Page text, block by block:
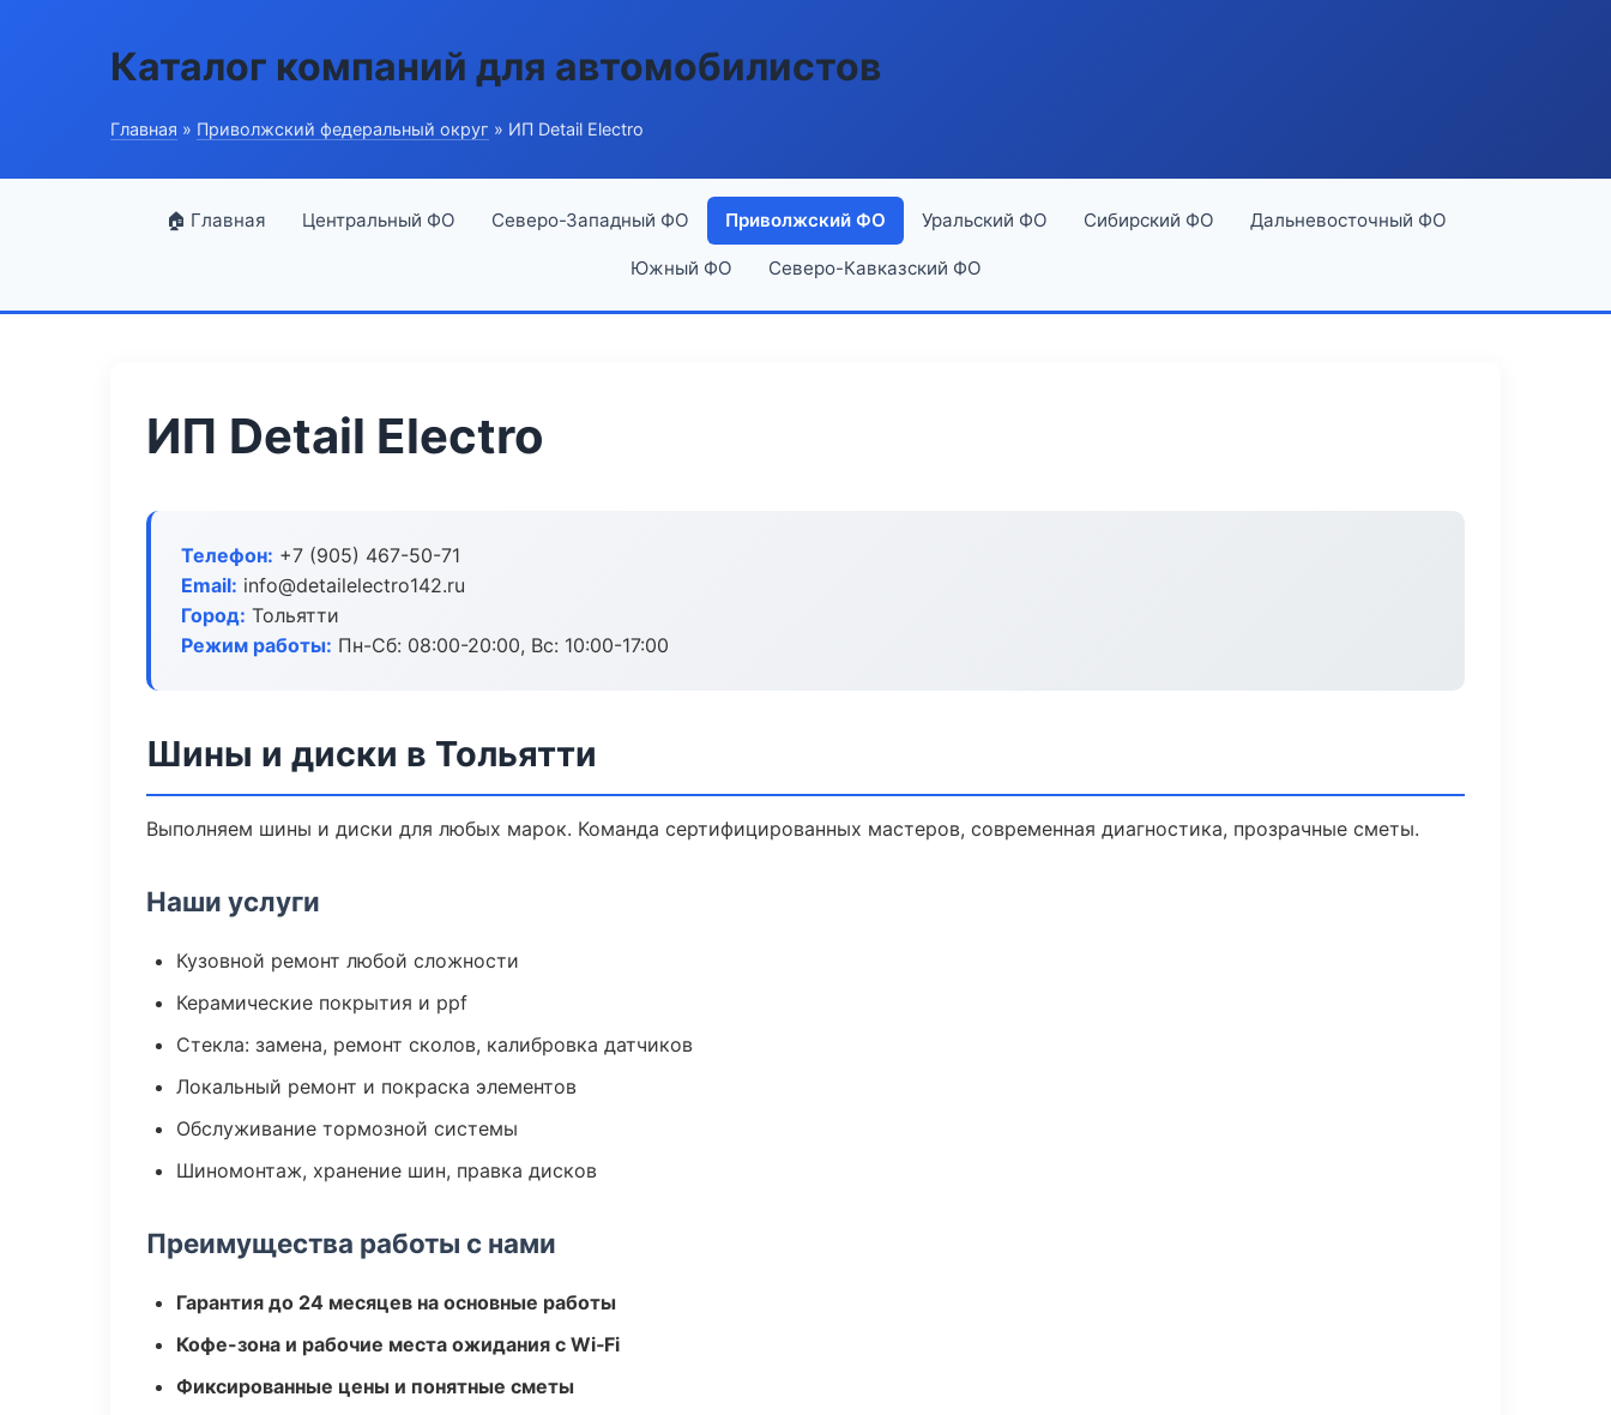
Каталог компаний для автомобилистов
Главная » Приволжский федеральный округ » ИП Detail Electro
🏠 Главная Центральный ФО Северо-Западный ФО Приволжский ФО Уральский ФО Сибирский ФО Дальневосточный ФО
Южный ФО Северо-Кавказский ФО
ИП Detail Electro
Телефон: +7 (905) 467-50-71
Email: info@detailelectro142.ru
Город: Тольятти
Режим работы: Пн-Сб: 08:00-20:00, Вс: 10:00-17:00
Шины и диски в Тольятти
Выполняем шины и диски для любых марок. Команда сертифицированных мастеров, современная диагностика, прозрачные сметы.
Наши услуги
Кузовной ремонт любой сложности
Керамические покрытия и ppf
Стекла: замена, ремонт сколов, калибровка датчиков
Локальный ремонт и покраска элементов
Обслуживание тормозной системы
Шиномонтаж, хранение шин, правка дисков
Преимущества работы с нами
Гарантия до 24 месяцев на основные работы
Кофе-зона и рабочие места ожидания с Wi‑Fi
Фиксированные цены и понятные сметы